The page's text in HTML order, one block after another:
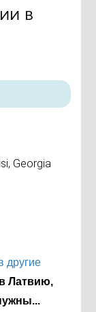
в
Georgia
другие
Латвию,